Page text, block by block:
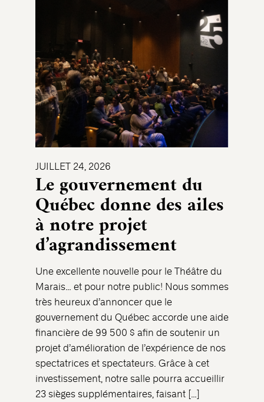
JUILLET 24, 2026
Le gouvernement du
Québec donne des ailes
à notre projet
d’agrandissement
Une excellente nouvelle pour le Théâtre du
Marais… et pour notre public! Nous sommes
très heureux d’annoncer que le
gouvernement du Québec accorde une aide
financière de 99 500 $ afin de soutenir un
projet d’amélioration de l’expérience de nos
spectatrices et spectateurs. Grâce à cet
investissement, notre salle pourra accueillir
23 sièges supplémentaires, faisant […]